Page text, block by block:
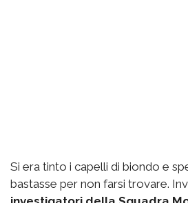
Si era tinto i capelli di biondo e
bastasse per non farsi trovare.